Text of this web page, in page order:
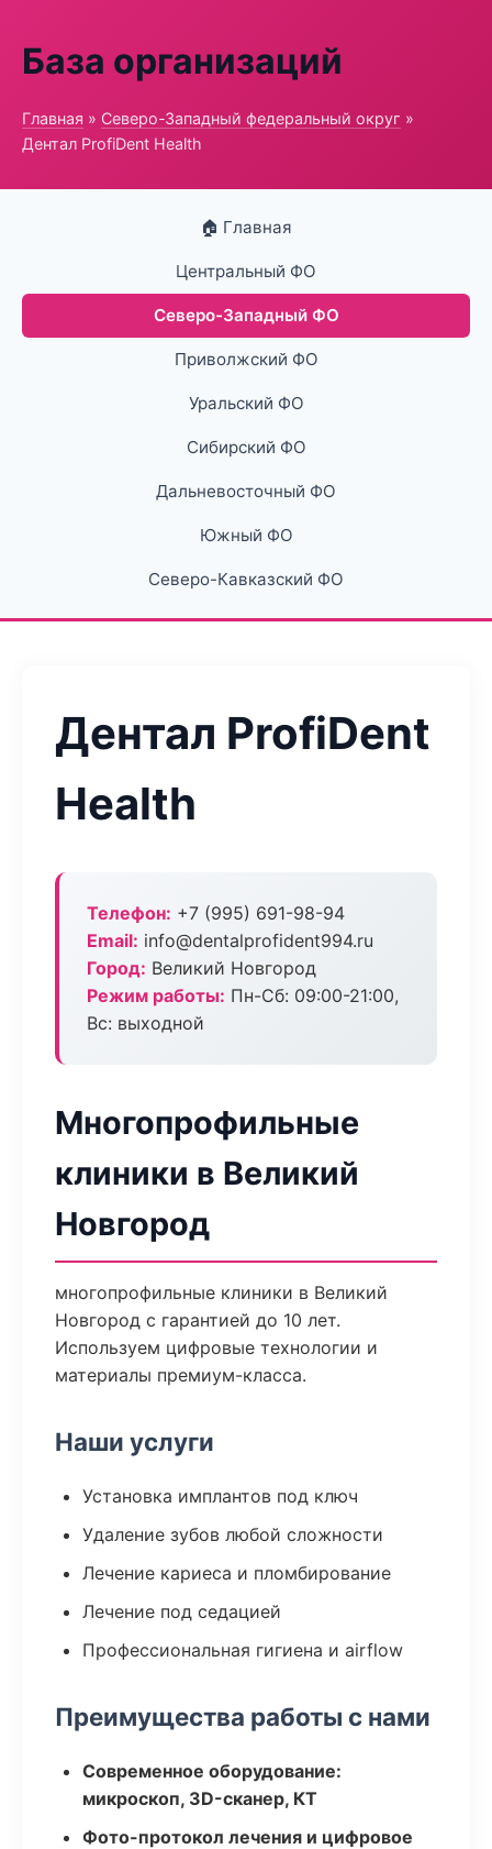
База организаций
Главная » Северо-Западный федеральный округ »
Дентал ProfiDent Health
🏠 Главная
Центральный ФО
Северо-Западный ФО
Приволжский ФО
Уральский ФО
Сибирский ФО
Дальневосточный ФО
Южный ФО
Северо-Кавказский ФО
Дентал ProfiDent
Health
Телефон: +7 (995) 691-98-94
Email: info@dentalprofident994.ru
Город: Великий Новгород
Режим работы: Пн-Сб: 09:00-21:00,
Вс: выходной
Многопрофильные
клиники в Великий
Новгород
многопрофильные клиники в Великий
Новгород с гарантией до 10 лет.
Используем цифровые технологии и
материалы премиум-класса.
Наши услуги
Установка имплантов под ключ
Удаление зубов любой сложности
Лечение кариеса и пломбирование
Лечение под седацией
Профессиональная гигиена и airflow
Преимущества работы с нами
Современное оборудование:
микроскоп, 3D-сканер, КТ
Фото-протокол лечения и цифровое